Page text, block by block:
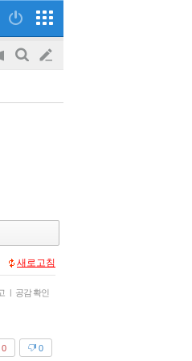
off
검
글
쓰
새로고침
| 공감 확인
0
0